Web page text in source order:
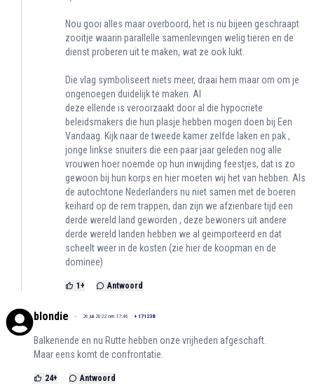
Nou gooi alles maar overboord, het is nu bijeen geschraapt
zooitje waarin parallelle samenlevingen welig tieren en de
dienst proberen uit te maken, wat ze ook lukt.
Die vlag symboliseert niets meer, draai hem maar om om je
ongenoegen duidelijk te maken. Al
deze ellende is veroorzaakt door al die hypocriete
beleidsmakers die hun plasje hebben mogen doen bij Een
Vandaag. Kijk naar de tweede kamer zelfde laken en pak ,
jonge linkse snuiters die een paar jaar geleden nog alle
vrouwen hoer noemde op hun inwijding feestjes, dat is zo
gewoon bij hun korps en hier moeten wij het van hebben. Als
de autochtone Nederlanders nu niet samen met de boeren
keihard op de rem trappen, dan zijn we afzienbare tijd een
derde wereld land geworden , deze bewoners uit andere
derde wereld landen hebben we al geimporteerd en dat
scheelt weer in de kosten (zie hier de koopman en de
dominee)
1 + Antwoord
blondie 26 juli 2022 om 17:46 + 171238
Balkenende en nu Rutte hebben onze vrijheden afgeschaft.
Maar eens komt de confrontatie.
24+ Antwoord